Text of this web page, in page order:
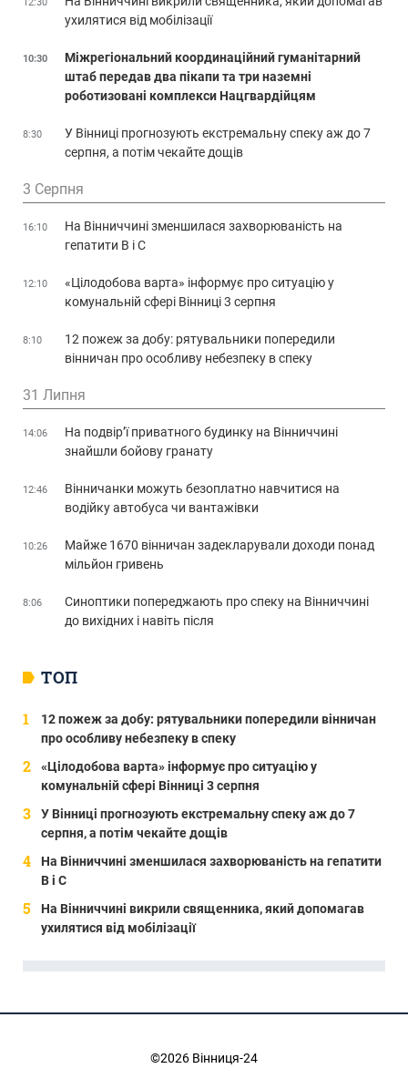
ТОП
12 пожеж за добу: рятувальники попередили вінничан
про особливу небезпеку в спеку
«Цілодобова варта» інформує про ситуацію у
комунальній сфері Вінниці 3 серпня
У Вінниці прогнозують екстремальну спеку аж до 7
серпня, а потім чекайте дощів
На Вінниччині зменшилася захворюваність на гепатити
В і С
На Вінниччині викрили священника, який допомагав
ухилятися від мобілізації
ухилятися від мобілізації
10:30
Міжрегіональний координаційний гуманітарний
штаб передав два пікапи та три наземні
роботизовані комплекси Нацгвардійцям
8:30
У Вінниці прогнозують екстремальну спеку аж до 7
серпня, а потім чекайте дощів
3 Серпня
16:10
На Вінниччині зменшилася захворюваність на
гепатити В і С
12:10
«Цілодобова варта» інформує про ситуацію у
комунальній сфері Вінниці 3 серпня
8:10
12 пожеж за добу: рятувальники попередили
вінничан про особливу небезпеку в спеку
31 Липня
14:06
На подвір’ї приватного будинку на Вінниччині
знайшли бойову гранату
12:46
Вінничанки можуть безоплатно навчитися на
водійку автобуса чи вантажівки
10:26
Майже 1670 вінничан задекларували доходи понад
мільйон гривень
8:06
Синоптики попереджають про спеку на Вінниччині
до вихідних і навіть після
©2026 Вінниця-24